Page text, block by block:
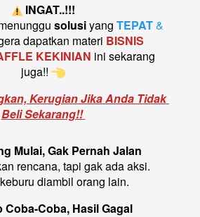
INGAT..!!!
solusiyang TEPAT
dapatkan materi BISNIS
KEKINIAN ini sekarang
juga!!
Kerugian Jika Anda Tidak
Beli Sekarang!!
Mulai, Gak Pernah Jalan
diambil orang lain.
Coba-Coba, Hasil Gagal